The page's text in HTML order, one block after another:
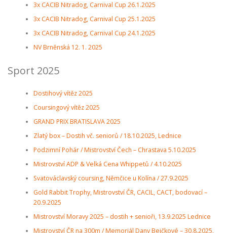
3x CACIB Nitradog, Carnival Cup 26.1.2025
3x CACIB Nitradog, Carnival Cup 25.1.2025
3x CACIB Nitradog, Carnival Cup 24.1.2025
NV Brněnská 12. 1. 2025
Sport 2025
Dostihový vítěz 2025
Coursingový vítěz 2025
GRAND PRIX BRATISLAVA 2025
Zlatý box – Dostih vč. seniorů / 18.10.2025, Lednice
Podzimní Pohár / Mistrovství Čech – Chrastava 5.10.2025
Mistrovství ADP & Velká Cena Whippetů / 4.10.2025
Svatováclavský coursing, Němčice u Kolína / 27.9.2025
Gold Rabbit Trophy, Mistrovství ČR, CACIL, CACT, bodovací –
20.9.2025
Mistrovství Moravy 2025 – dostih + senioři, 13.9.2025 Lednice
Mistrovství ČR na 300m / Memoriál Dany Bejčkové – 30.8.2025,